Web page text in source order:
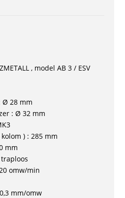
, model AB 3 / ESV
Ø 28 mm
: Ø 32 mm
) : 285 mm
mm
omw/min
mm/omw